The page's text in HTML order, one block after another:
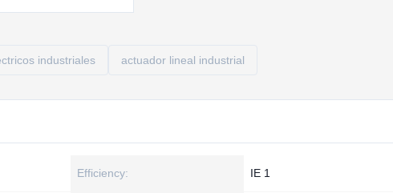
industriales actuador lineal industrial
Efficiency: IE 1